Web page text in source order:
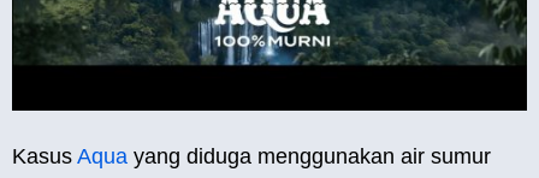
Kasus Aqua yang diduga menggunakan air sumur